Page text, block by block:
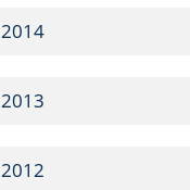
2014
2013
2012